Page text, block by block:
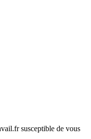
susceptible de vous